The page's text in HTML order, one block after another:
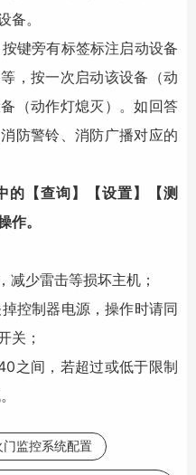
备。
键旁有标签标注启动设备
，按一次启动该设备（动
（动作灯熄灭）。如回答
防警铃、消防广播对应的
的【查询】【设置】【测
作。
减少雷击等损坏主机；
控制器电源，操作时请同
关；
之间，若超过或低于限制
监控系统配置